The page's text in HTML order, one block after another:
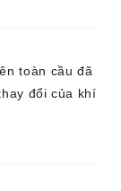
toàn cầu đã
đổi của khí